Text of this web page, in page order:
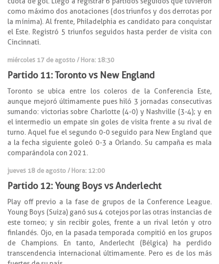
como máximo dos anotaciones (dos triunfos y dos derrotas por
la mínima). Al frente, Philadelphia es candidato para conquistar
el Este. Registró 5 triunfos seguidos hasta perder de visita con
Cincinnati.
miércoles 17 de agosto / Hora: 18:30
Partido 11: Toronto vs New England
Toronto se ubica entre los coleros de la Conferencia Este,
aunque mejoró últimamente pues hiló 3 jornadas consecutivas
sumando: victorias sobre Charlotte (4-0) y Nashville (3-4); y en
el intermedio un empate sin goles de visita frente a su rival de
turno. Aquel fue el segundo 0-0 seguido para New England que
a la fecha siguiente goleó 0-3 a Orlando. Su campaña es mala
comparándola con 2021.
jueves 18 de agosto / Hora: 12:00
Partido 12: Young Boys vs Anderlecht
Play off previo a la fase de grupos de la Conference League.
Young Boys (Suiza) ganó sus 4 cotejos por las otras instancias de
este torneo; y sin recibir goles, frente a un rival letón y otro
finlandés. Ojo, en la pasada temporada compitió en los grupos
de Champions. En tanto, Anderlecht (Bélgica) ha perdido
transcendencia internacional últimamente. Pero es de los más